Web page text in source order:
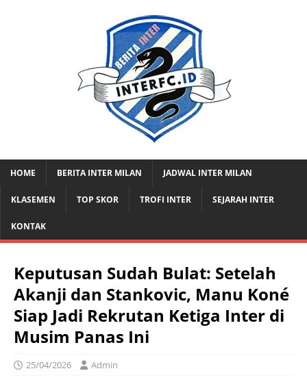
HOME BERITA INTER MILAN JADWAL INTER MILAN
KLASEMEN TOP SKOR TROFI INTER SEJARAH INTER
KONTAK
Keputusan Sudah Bulat: Setelah
Akanji dan Stankovic, Manu Koné
Siap Jadi Rekrutan Ketiga Inter di
Musim Panas Ini
25/04/2026 Admin